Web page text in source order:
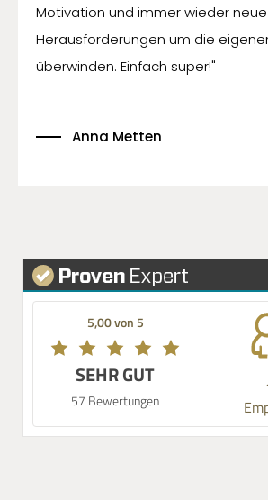
Motivation und immer wieder neue
Herausforderungen um die
überwinden. Einfach super!"
Anna Metten
5,00 von 5
SEHR GUT
57 Bewertungen